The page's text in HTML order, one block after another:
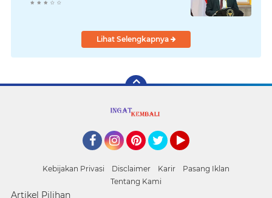
Lihat Selengkapnya
Kebijakan Privasi Disclaimer Karir
Pasang Iklan
Tentang Kami
Artikel Pilihan